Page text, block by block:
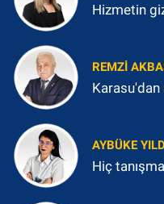
Hizmetin
REMZI
Karasu'dan
AYBÜKE
Hiç